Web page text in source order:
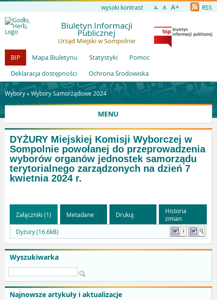
wysoki kontrast A- A A+ RSS
Biuletyn Informacji
Publicznej
Urząd Miejski w Sompolnie
BIP
Mapa Biuletynu Statystyki
Pomoc
Deklaracja dostępności
Ochrona Środowiska
Wybory »Wybory Samorządowe 2024
MENU
Wyszukiwarka
Najnowsze artykuły i aktualizacje
DYŻURY Miejskiej Komisji Wyborczej w
Sompolnie powołanej do przeprowadzenia
wyborów organów jednostek samorządu
terytorialnego zarządzonych na dzień 7
kwietnia 2024 r.
Załączniki (1) Metadane Drukuj
Historia
zmian
Dyżury (16.6kB)